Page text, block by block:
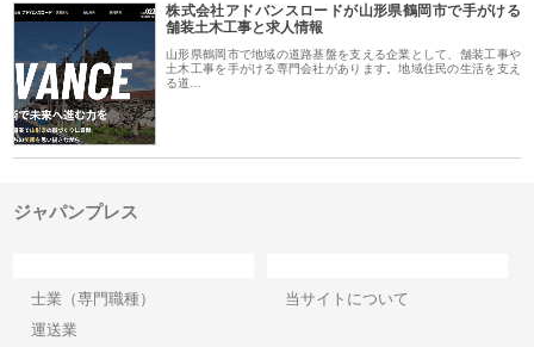
株式会社アドバンスロードが山形県鶴岡市で手がける
舗装土木工事と求人情報
山形県鶴岡市で地域の道路基盤を支える企業として、舗装工事や
土木工事を手がける専門会社があります。地域住民の生活を支え
る道…
ジャパンプレス
士業（専門職種）
運送業
当サイトについて